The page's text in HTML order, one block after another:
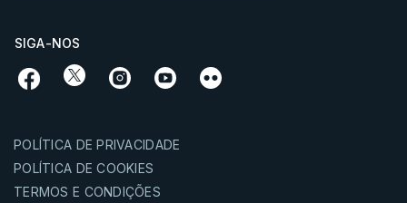
SIGA-NOS
POLÍTICA DE PRIVACIDADE
POLÍTICA DE COOKIES
TERMOS E CONDIÇÕES